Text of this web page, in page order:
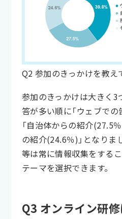
Q2 参加のきっかけを教え
参加のきっかけは大きく
答が多い順に「ウェブで
「自治体からの紹介(27.5
の紹介(24.6％)」となりま
等は常に情報収集をする
テーマを選択できます。
Q3 オンライン研